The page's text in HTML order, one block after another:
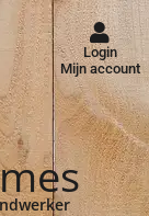
Login
Mijn account